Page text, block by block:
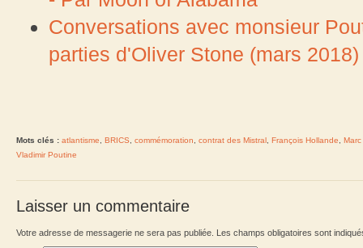
Conversations avec monsieur
parties d'Oliver Stone (mars 2018)
Mots clés : atlantisme BRICS commémoration contrat des Mistral François Hollande
Vladimir Poutine
Laisser un commentaire
Votre adresse de messagerie ne sera pas publiée. Les champs obligatoires sont